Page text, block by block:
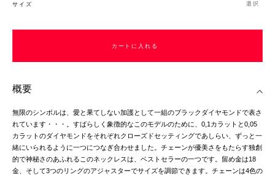
サイズ 選択
カートに入れる
カートに入れる
概要
無限のシンボルは、愛と果てしない加護として一組のブラックダイヤモンドで表さ
れています・・・。すばらしく象徴的なこのモデルのために、0,1カラットと0,05
カラットのダイヤモンドをそれぞれクローズドセッティングであしらい、ずっと一
緒にいられるように一つにつなぎ合わせました。チェーンが優美さをもたらす独創
的で神秘さのあふれるこのネックレスは、ベストセラーの一つです。留め金は18
金、そして3つのリングのアジャスターでサイズを調節できます。チェーンは4色の